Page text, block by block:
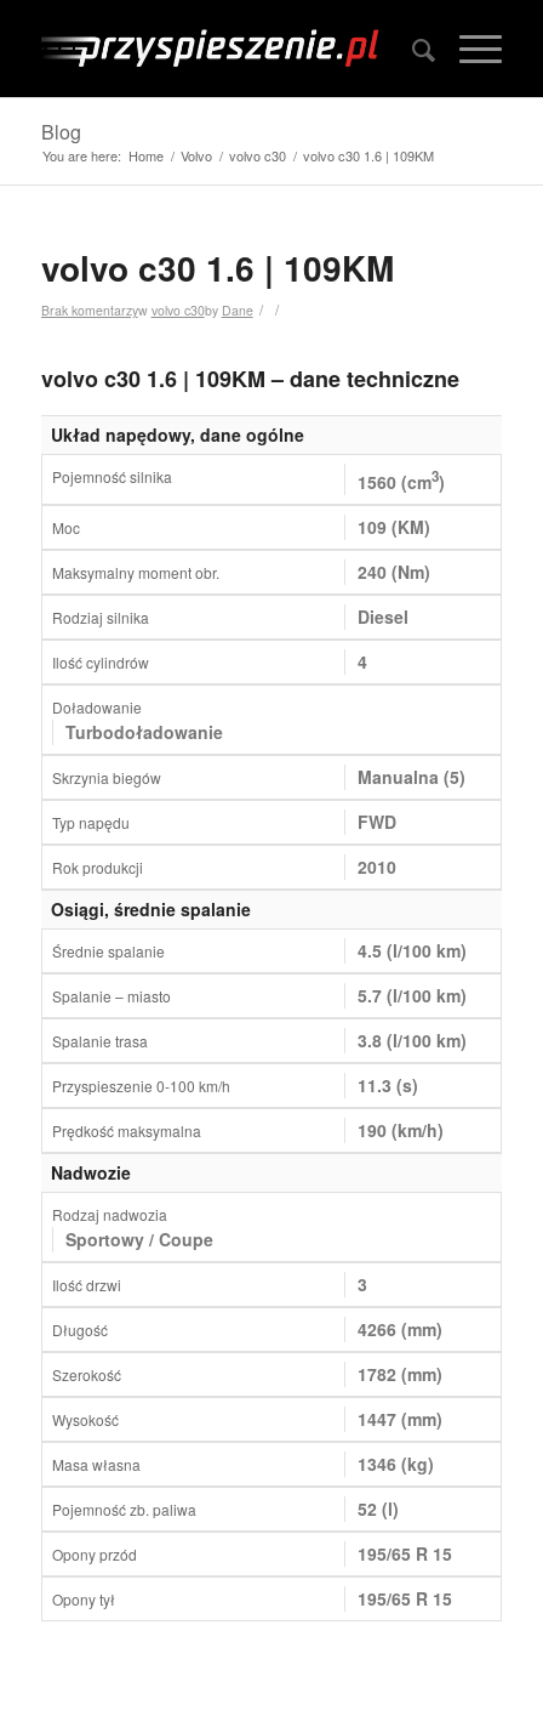
Blog
You are here: Home / Volvo / volvo c30 / volvo c30 1.6 | 109KM
volvo c30 1.6 | 109KM
Brak komentarzy /
w volvo c30 /
by Dane
volvo c30 1.6 | 109KM – dane techniczne
Układ napędowy, dane ogólne
Pojemność silnika 1560 (cm3)
Moc 109 (KM)
Maksymalny moment obr. 240 (Nm)
Rodziaj silnika Diesel
Ilość cylindrów 4
Doładowanie
Turbodoładowanie
Skrzynia biegów Manualna (5)
Typ napędu FWD
Rok produkcji
2010
Osiągi, średnie spalanie
Średnie spalanie 4.5 (l/100 km)
Spalanie – miasto 5.7 (l/100 km)
Spalanie trasa 3.8 (l/100 km)
Przyspieszenie 0-100 km/h 11.3 (s)
Prędkość maksymalna
190 (km/h)
Nadwozie
Rodzaj nadwozia
Sportowy / Coupe
Ilość drzwi 3
Długość 4266 (mm)
Szerokość 1782 (mm)
Wysokość 1447 (mm)
Masa własna 1346 (kg)
Pojemność zb. paliwa 52 (l)
Opony przód 195/65 R 15
Opony tył 195/65 R 15